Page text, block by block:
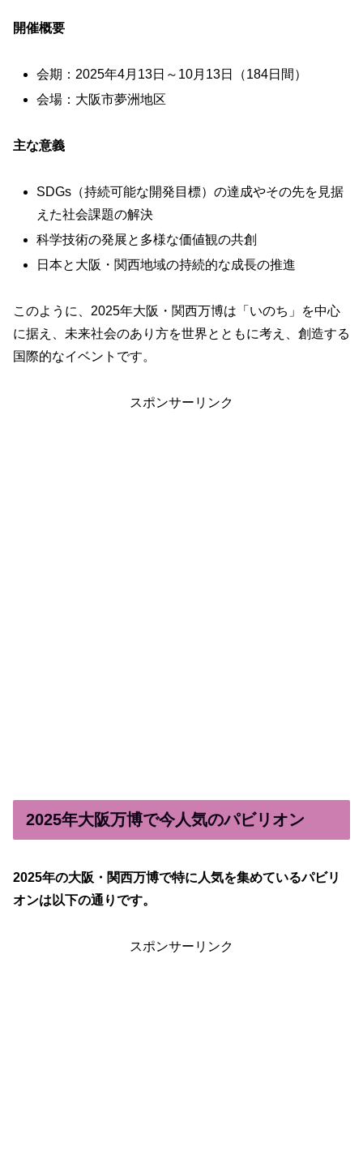
開催概要
会期：2025年4月13日～10月13日（184日間）
会場：大阪市夢洲地区
主な意義
SDGs（持続可能な開発目標）の達成やその先を見据
えた社会課題の解決
科学技術の発展と多様な価値観の共創
日本と大阪・関西地域の持続的な成長の推進
このように、2025年大阪・関西万博は「いのち」を中心
に据え、未来社会のあり方を世界とともに考え、創造する
国際的なイベントです。
スポンサーリンク
2025年大阪万博で今人気のパビリオン
2025年の大阪・関西万博で特に人気を集めているパビリ
オンは以下の通りです。
スポンサーリンク